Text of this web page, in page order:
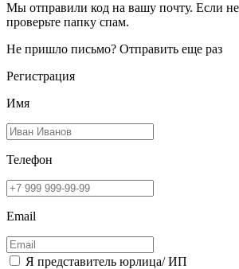
Мы отправили код на вашу почту. Если
проверьте папку спам.
Не пришло письмо? Отправить еще раз
Регистрация
Имя
Телефон
Email
Я представитель юрлица/ ИП